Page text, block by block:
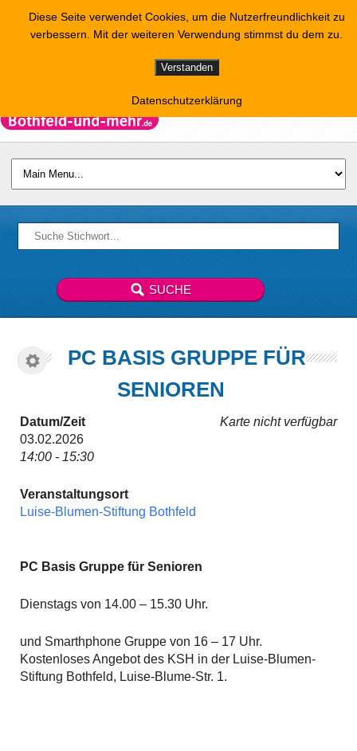
PC BASIS GRUPPE FÜR
SENIOREN
Karte nicht verfügbar
Datum/Zeit
03.02.2026
14:00 - 15:30
Veranstaltungsort
Luise-Blumen-Stiftung Bothfeld
PC Basis Gruppe für Senioren
Dienstags von 14.00 – 15.30 Uhr.
und Smarthphone Gruppe von 16 – 17 Uhr.
Kostenloses Angebot des KSH in der Luise-Blumen-
Stiftung Bothfeld, Luise-Blume-Str. 1.
Diese Seite verwendet Cookies, um die Nutzerfreundlichkeit zu
verbessern. Mit der weiteren Verwendung stimmst du dem zu.
Verstanden
Datenschutzerklärung